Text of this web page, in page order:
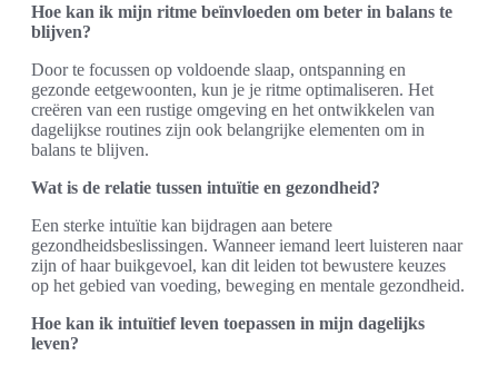
Hoe kan ik mijn ritme beïnvloeden om beter in balans te
blijven?
Door te focussen op voldoende slaap, ontspanning en
gezonde eetgewoonten, kun je je ritme optimaliseren. Het
creëren van een rustige omgeving en het ontwikkelen van
dagelijkse routines zijn ook belangrijke elementen om in
balans te blijven.
Wat is de relatie tussen intuïtie en gezondheid?
Een sterke intuïtie kan bijdragen aan betere
gezondheidsbeslissingen. Wanneer iemand leert luisteren naar
zijn of haar buikgevoel, kan dit leiden tot bewustere keuzes
op het gebied van voeding, beweging en mentale gezondheid.
Hoe kan ik intuïtief leven toepassen in mijn dagelijks
leven?